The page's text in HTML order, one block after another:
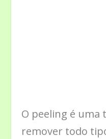
O peeling é uma
remover todo